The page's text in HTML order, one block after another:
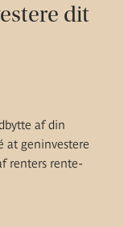
dit
af din
at geninvestere
renters rente-